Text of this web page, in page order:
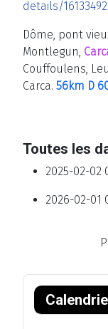
details/16133492
Dôme, pont
Montlegun,
Couffoulens,
Carca. 56km D
Toutes les
2025-02-02
2026-02-01
A
n
M
o
A
n
M